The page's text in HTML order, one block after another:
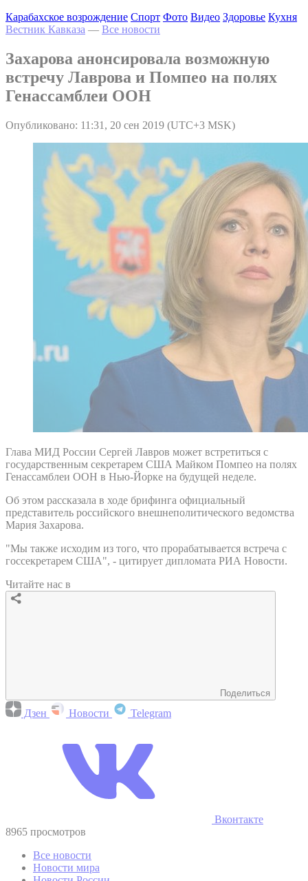
Карабахское возрождение Спорт Фото Видео Здоровье Кухня
Вестник Кавказа — Все новости
Захарова анонсировала возможную
встречу Лаврова и Помпео на полях
Генассамблеи ООН
Опубликовано: 11:31, 20 сен 2019 (UTC+3 MSK)
Глава МИД России Сергей Лавров может встретиться с
государственным секретарем США Майком Помпео на полях
Генассамблеи ООН в Нью-Йорке на будущей неделе.
Об этом рассказала в ходе брифинга официальный
представитель российского внешнеполитического ведомства
Мария Захарова.
"Мы также исходим из того, что прорабатывается встреча с
госсекретарем США", - цитирует дипломата РИА Новости.
Читайте нас в
Поделиться
Дзен Новости Telegram
Вконтакте
8965 просмотров
Все новости
Новости мира